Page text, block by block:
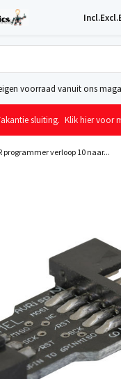
Incl.Excl.
voorraad vanuit ons
sluiting. Klik hier voor
programmer verloop 10 naar...